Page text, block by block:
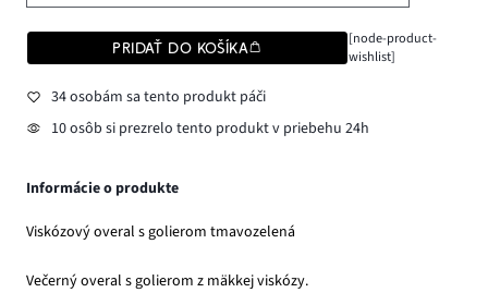
PRIDAŤ DO KOŠÍKA
[node-product-
wishlist]
34 osobám sa tento produkt páči
10 osôb si prezrelo tento produkt v priebehu 24h
Informácie o produkte
Viskózový overal s golierom tmavozelená
Večerný overal s golierom z mäkkej viskózy.